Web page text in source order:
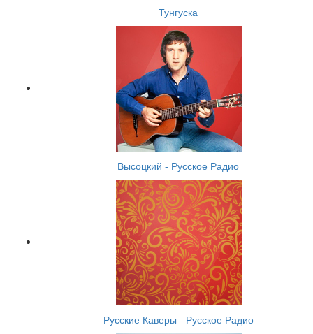
Тунгуска
Высоцкий - Русское Радио
Русские Каверы - Русское Радио